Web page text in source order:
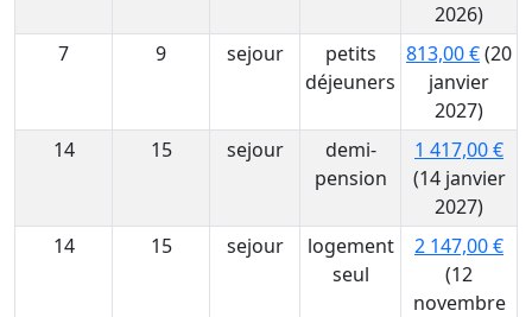
2026)
7
9 sejour
petits
déjeuners
813,00 €(20
janvier
2027)
14
15 sejour
demi-
pension
1 417,00 €
(14 janvier
2027)
14
15 sejour
logement
seul
2 147,00 €
(12
novembre